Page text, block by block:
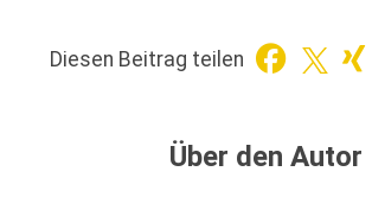
Diesen Beitrag teilen
Über den Autor